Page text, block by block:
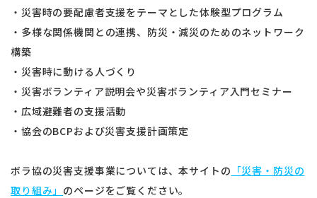
・災害時の要配慮者支援をテーマとした体験型プログラム
・多様な関係機関との連携、防災・減災のためのネットワーク
構築
・災害時に動ける人づくり
・災害ボランティア説明会や災害ボランティア入門セミナー
・広域避難者の支援活動
・協会のBCPおよび災害支援計画策定
ボラ協の災害支援事業については、本サイトの 「災害・防災の
取り組み」 のページをご覧ください。